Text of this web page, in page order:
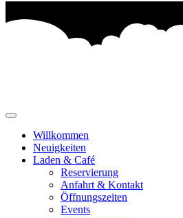
Willkommen
Neuigkeiten
Laden & Café
Reservierung
Anfahrt & Kontakt
Öffnungszeiten
Events